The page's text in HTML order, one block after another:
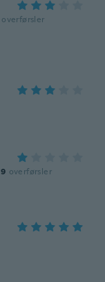
overførsler
9 overførsler